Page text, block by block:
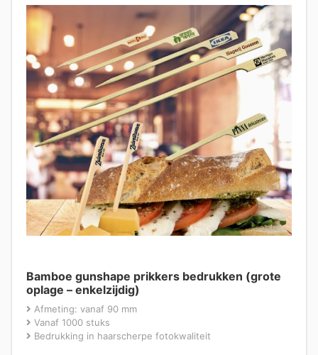
Bamboe gunshape prikkers bedrukken (grote
oplage – enkelzijdig)
Afmeting: vanaf 90 mm
Vanaf 1000 stuks
Bedrukking in haarscherpe fotokwaliteit